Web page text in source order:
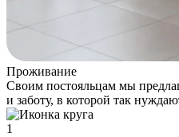
Проживание
Своим постояльцам мы
и заботу, в которой так
1